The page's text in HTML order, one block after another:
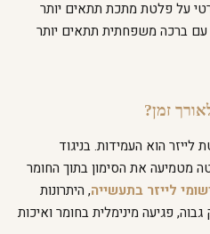
על פלטת מתכת תתאים יותר
עם ברכה משפחתית תתאים יותר
זמן?
הוא העמידות. בניגוד
מטמיעה את הסימון בתוך החומר
לייזר בתעשייה, היתרונות
פגיעה מינימלית בחומר ואיכות